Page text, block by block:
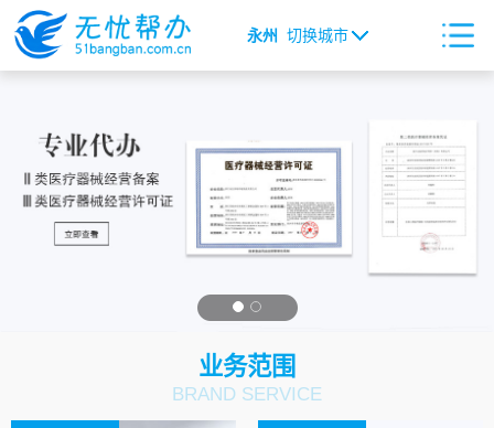
永州 切换城市
业务范围
BRAND SERVICE